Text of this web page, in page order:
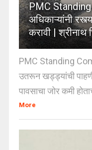
PMC
अधिकाऱ्यांनी
करावी | श्रीनाथ
PMC Standing
उतरून खड्ड्यांची
पावसाचा जोर कमी
More